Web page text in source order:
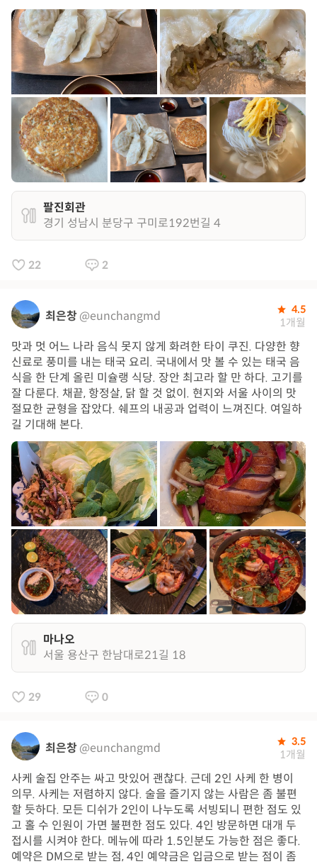
팔진회관
경기 성남시 분당구 구미로192번길 4
22 2
최은창@eunchangmd 4.5
1개월
맛과 멋 어느 나라 음식 못지 않게 화려한 타이 쿠진. 다양한 향
신료로 풍미를 내는 태국 요리. 국내에서 맛 볼 수 있는 태국 음
식을 한 단계 올린 미슐랭 식당. 장안 최고라 할 만 하다. 고기를
잘 다룬다. 채끝, 항정살, 닭 할 것 없이. 현지와 서울 사이의 맛
절묘한 균형을 잡았다. 쉐프의 내공과 업력이 느껴진다. 여일하
길 기대해 본다.
마나오
서울 용산구 한남대로21길 18
29 0
최은창@eunchangmd 3.5
1개월
사케 술집 안주는 싸고 맛있어 괜찮다. 근데 2인 사케 한 병이
의무. 사케는 저렴하지 않다. 술을 즐기지 않는 사람은 좀 불편
할 듯하다. 모든 디쉬가 2인이 나누도록 서빙되니 편한 점도 있
고 홀 수 인원이 가면 불편한 점도 있다. 4인 방문하면 대개 두
접시를 시켜야 한다. 메뉴에 따라 1.5인분도 가능한 점은 좋다.
예약은 DM으로 받는 점, 4인 예약금은 입금으로 받는 점이 좀